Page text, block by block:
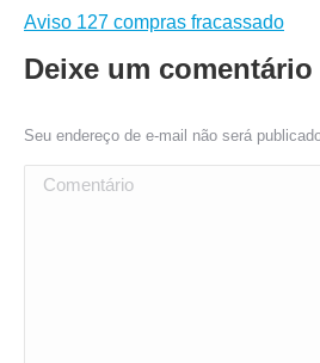
Aviso 127 compras fracassado
Deixe um comentário
Seu endereço de e-mail não será
Comentário